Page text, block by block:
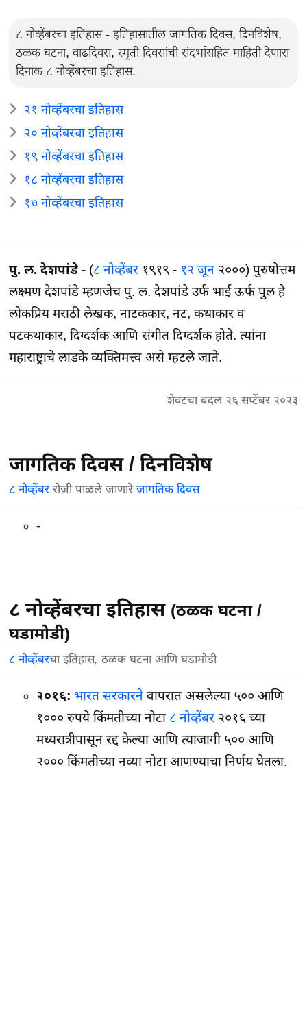
८ नोव्हेंबरचा इतिहास - इतिहासातील जागतिक दिवस, दिनविशेष,
ठळक घटना, वाढदिवस, स्मृती दिवसांची संदर्भासहित माहिती देणारा
दिनांक ८ नोव्हेंबरचा इतिहास.
२१ नोव्हेंबरचा इतिहास
२० नोव्हेंबरचा इतिहास
१९ नोव्हेंबरचा इतिहास
१८ नोव्हेंबरचा इतिहास
१७ नोव्हेंबरचा इतिहास
पु. ल. देशपांडे - (८ नोव्हेंबर १९१९ - १२ जून २०००) पुरुषोत्तम
लक्ष्मण देशपांडे म्हणजेच पु. ल. देशपांडे उर्फ भाई ऊर्फ पुल हे
लोकप्रिय मराठी लेखक, नाटककार, नट, कथाकार व
पटकथाकार, दिग्दर्शक आणि संगीत दिग्दर्शक होते. त्यांना
महाराष्ट्राचे लाडके व्यक्तिमत्त्व असे म्हटले जाते.
शेवटचा बदल २६ सप्टेंबर २०२३
जागतिक दिवस / दिनविशेष
८ नोव्हेंबररोजी पाळले जाणारेजागतिक दिवस
-
८ नोव्हेंबरचा इतिहास (ठळक घटना /
घडामोडी)
८ नोव्हेंबरचा इतिहास, ठळक घटना आणि घडामोडी
२०१६: भारत सरकारने वापरात असलेल्या ५०० आणि
१००० रुपये किंमतीच्या नोटा ८ नोव्हेंबर २०१६ च्या
मध्यरात्रीपासून रद्द केल्या आणि त्याजागी ५०० आणि
२००० किंमतीच्या नव्या नोटा आणण्याचा निर्णय घेतला.